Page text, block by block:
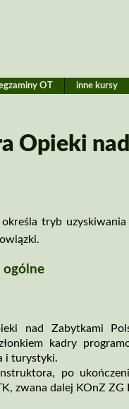
OT inne kursy
Opieki
określa tryb
ogólne
nad Zabytkami
kadry
i turystyki.
po
zwana dalej KOnZ ZG